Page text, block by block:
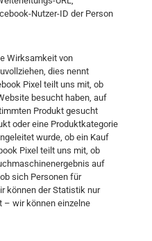
Nutzer-ID der Person
Wirksamkeit von
dies nennt
Pixel teilt uns mit, ob
besucht haben, auf
Produkt gesucht
oder eine Produktkategorie
wurde, ob ein Kauf
Pixel teilt uns mit, ob
auf
sich Personen für
können der Statistik nur
– wir können einzelne